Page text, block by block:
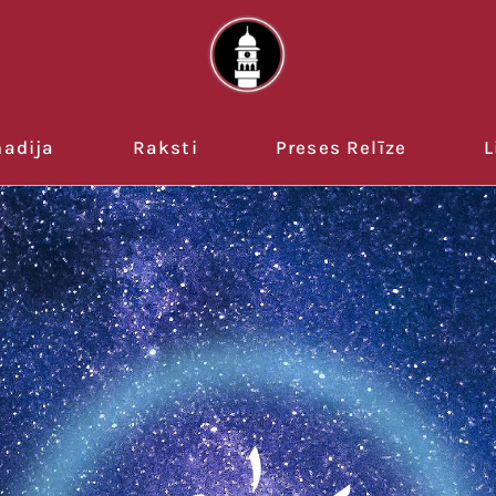
Raksti Preses Relīze